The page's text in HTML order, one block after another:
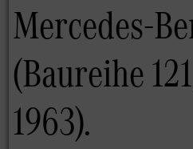
Mercedes-
(Baureihe
1963).